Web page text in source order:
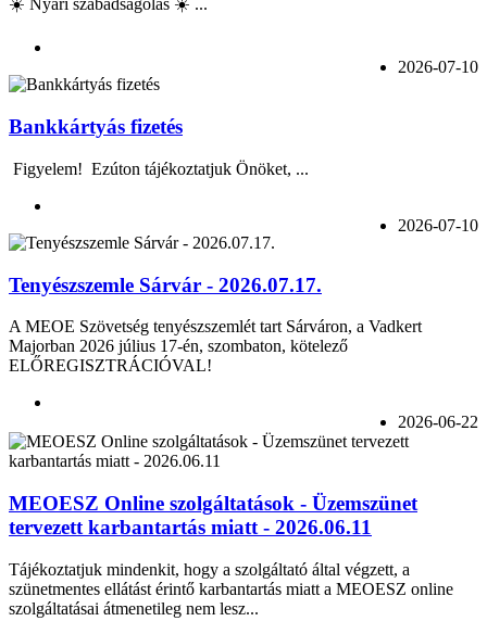
☀️ Nyári szabadságolás ☀️ ...
2026-07-10
Bankkártyás fizetés
Figyelem! Ezúton tájékoztatjuk Önöket, ...
2026-07-10
Tenyészszemle Sárvár - 2026.07.17.
A MEOE Szövetség tenyészszemlét tart Sárváron, a Vadkert
Majorban 2026 július 17-én, szombaton, kötelező
ELŐREGISZTRÁCIÓVAL!
2026-06-22
MEOESZ Online szolgáltatások - Üzemszünet
tervezett karbantartás miatt - 2026.06.11
Tájékoztatjuk mindenkit, hogy a szolgáltató által végzett, a
szünetmentes ellátást érintő karbantartás miatt a MEOESZ online
szolgáltatásai átmenetileg nem lesz...